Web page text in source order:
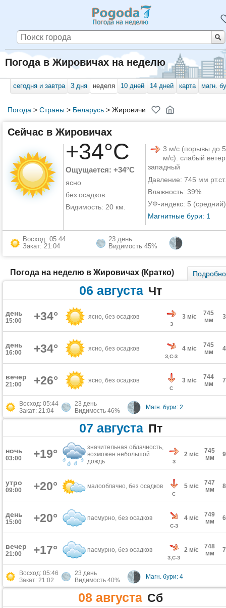
Погода в Жировичах на неделю
сегодня и завтра 3 дня неделя 10 дней 14 дней карта магн.
Погода > Страны> Беларусь> Жировичи
Сейчас в Жировичах
+34°C
Ощущается: +34°C
ясно
без осадков
Видимость: 20 км.
3 м/с (порывы до 5
м/с). слабый
западный
Давление: 745 мм рт.ст.
Влажность: 39%
УФ-индекс: 5 (средний)
Магнитные бури: 1
Восход: 05:44
Закат: 21:04
23 день
Видимость 45%
Погода на неделю в Жировичах (Кратко) Подробно
06 августа Чт
день
15:00 +34° ясно, без осадков
З
3 м/с
745
мм
день
16:00 +34° ясно, без осадков
З,С-З
4 м/с
745
мм
вечер
21:00 +26° ясно, без осадков
С
3 м/с
744
мм
Восход: 05:44
Закат: 21:04
23 день
Видимость 46%
Магн. бури: 2
07 августа Пт
ночь
03:00 +19°
значительная облачность,
возможен небольшой
дождь
З
2 м/с
745
мм
утро
09:00 +20° малооблачно, без осадков
С
5 м/с
747
мм
день
15:00 +20° пасмурно, без осадков
С-З
4 м/с
749
мм
вечер
21:00 +17° пасмурно, без осадков
З,С-З
2 м/с
748
мм
Восход: 05:46
Закат: 21:02
23 день
Видимость 40%
Магн. бури: 4
08 августа Сб